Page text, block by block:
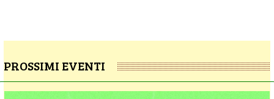
PROSSIMI EVENTI